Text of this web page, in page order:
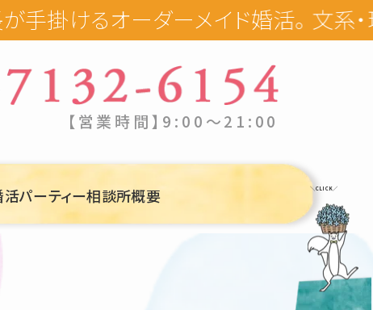
るオーダーメイド婚活。 文系・理系
【営業時間】9:00〜21:00
パーティー相談所概要 ＼CLICK／